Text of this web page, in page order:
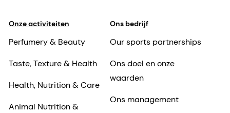
Onze activiteiten
Perfumery & Beauty
Taste, Texture & Health
Health, Nutrition & Care
Animal Nutrition &
Ons bedrijf
Our sports partnerships
Ons doel en onze
waarden
Ons management